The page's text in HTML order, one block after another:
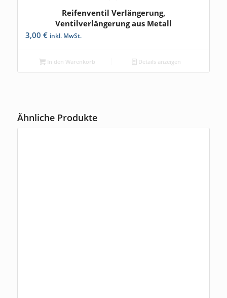
Reifenventil Verlängerung,
Ventilverlängerung aus Metall
3,00 € inkl. MwSt.
In den Warenkorb Details anzeigen
Ähnliche Produkte